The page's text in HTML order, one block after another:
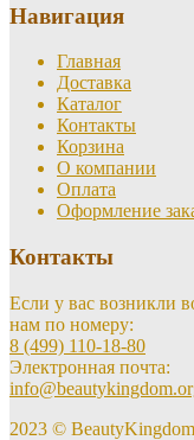
Навигация
Главная
Доставка
Каталог
Контакты
Корзина
О компании
Оплата
Оформление
Контакты
Если у вас возникли
нам по номеру:
8 (499) 110-18-80
Электронная почта:
2023 ©